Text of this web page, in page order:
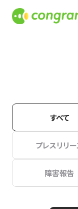
すべて
プレスリリ
障害報告